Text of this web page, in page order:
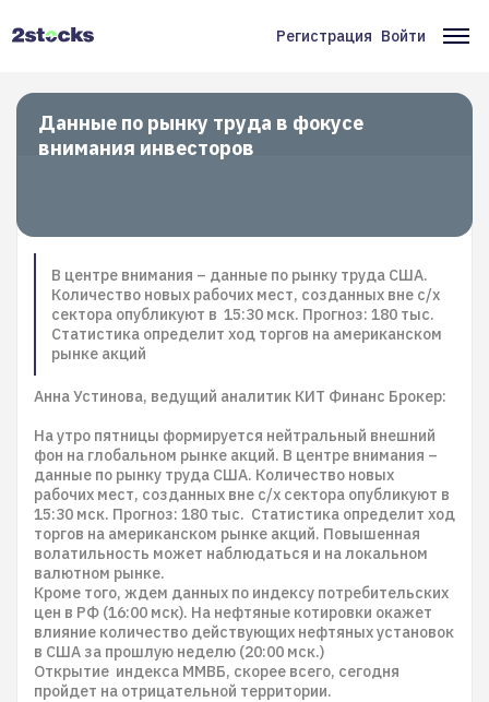
Меню
учётной
записи
Регистрация Войти
Данные по рынку труда в фокусе
внимания инвесторов
В центре внимания – данные по рынку труда США.
Количество новых рабочих мест, созданных вне с/х
сектора опубликуют в 15:30 мск. Прогноз: 180 тыс.
Статистика определит ход торгов на американском
рынке акций
Анна Устинова, ведущий аналитик КИТ Финанс Брокер:
На утро пятницы формируется нейтральный внешний
фон на глобальном рынке акций. В центре внимания –
данные по рынку труда США. Количество новых
рабочих мест, созданных вне с/х сектора опубликуют в
15:30 мск. Прогноз: 180 тыс. Статистика определит ход
торгов на американском рынке акций. Повышенная
волатильность может наблюдаться и на локальном
валютном рынке.
Кроме того, ждем данных по индексу потребительских
цен в РФ (16:00 мск). На нефтяные котировки окажет
влияние количество действующих нефтяных установок
в США за прошлую неделю (20:00 мск.)
Открытие индекса ММВБ, скорее всего, сегодня
пройдет на отрицательной территории.